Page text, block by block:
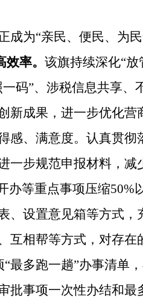
成为“亲民、便民、为民
效率。该旗持续深化“
码”、涉税信息共享
新成果，进一步优化
感、满意度。认真贯彻
一步规范申报材料，
办等重点事项压缩50%
、设置意见箱等方式
互相帮等方式，对存
“最多跑一趟”办事清单
批事项一次性办结和最